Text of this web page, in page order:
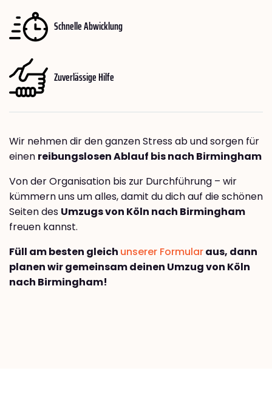
Schnelle Abwicklung
Zuverlässige Hilfe
Wir nehmen dir den ganzen Stress ab und sorgen für
einen reibungslosen Ablauf bis nach Birmingham
Von der Organisation bis zur Durchführung – wir
kümmern uns um alles, damit du dich auf die schönen
Seiten des Umzugs von Köln nach Birmingham
freuen kannst.
Füll am besten gleich unserer Formularaus, dann
planen wir gemeinsam deinen Umzug von Köln
nach Birmingham!